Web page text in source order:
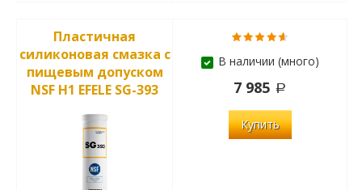
Пластичная
силиконовая смазка с
пищевым допуском
NSF H1 EFELE SG-393
В наличии (много)
7 985
Купить